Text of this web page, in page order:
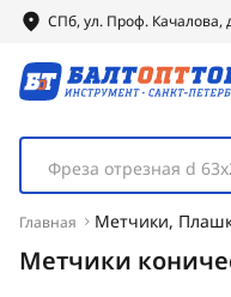
СПб, ул. Проф. Качалова,
Фреза отрезная d
Главная Метчики,
Метчики